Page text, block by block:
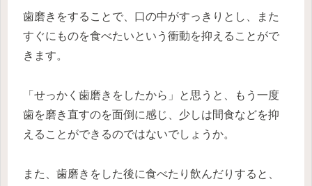
歯磨きをすることで、口の中がすっきりとし、また
すぐにものを食べたいという衝動を抑えることがで
きます。
「せっかく歯磨きをしたから」と思うと、もう一度
歯を磨き直すのを面倒に感じ、少しは間食などを抑
えることができるのではないでしょうか。
また、歯磨きをした後に食べたり飲んだりすると、